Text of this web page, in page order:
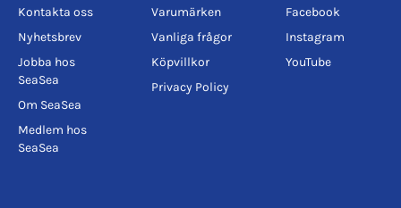
Kontakta oss
Nyhetsbrev
Jobba hos
SeaSea
Om SeaSea
Medlem hos
SeaSea
Varumärken
Vanliga frågor
Köpvillkor
Privacy Policy
Facebook
Instagram
YouTube